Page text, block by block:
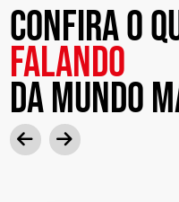
Confira o
falando
da mundo